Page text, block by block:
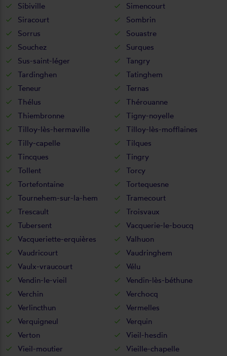
Sibiville
Simencourt
Siracourt
Sombrin
Sorrus
Souastre
Souchez
Surques
Sus-saint-léger
Tangry
Tardinghen
Tatinghem
Teneur
Ternas
Thélus
Thérouanne
Thiembronne
Tigny-noyelle
Tilloy-lès-hermaville
Tilloy-lès-mofflaines
Tilly-capelle
Tilques
Tincques
Tingry
Tollent
Torcy
Tortefontaine
Tortequesne
Tournehem-sur-la-hem
Tramecourt
Trescault
Troisvaux
Tubersent
Vacquerie-le-boucq
Vacqueriette-erquières
Valhuon
Vaudricourt
Vaudringhem
Vaulx-vraucourt
Vélu
Vendin-le-vieil
Vendin-lès-béthune
Verchin
Verchocq
Verlincthun
Vermelles
Verquigneul
Verquin
Verton
Vieil-hesdin
Vieil-moutier
Vieille-chapelle